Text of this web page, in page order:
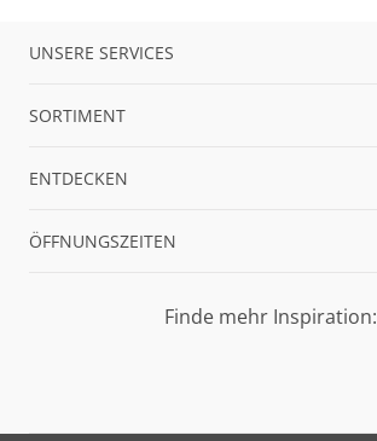
UNSERE SERVICES
SORTIMENT
ENTDECKEN
ÖFFNUNGSZEITEN
Finde mehr Inspiration: